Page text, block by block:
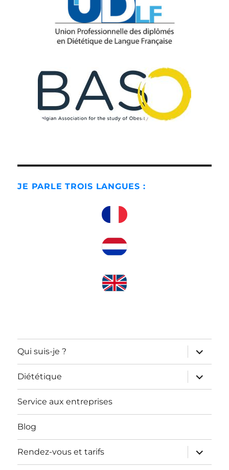
JE PARLE TROIS LANGUES :
Qui suis-je ?
ouvrir
le
sous-
menu
Diététique
ouvrir
le
sous-
Service aux entreprises
Blog
Rendez-vous et tarifs
ouvrir
le
sous-